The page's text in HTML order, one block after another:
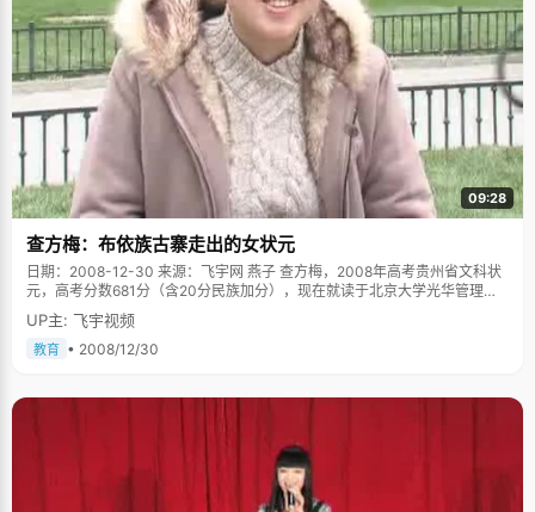
09:28
查方梅：布依族古寨走出的女状元
日期：2008-12-30 来源：飞宇网 燕子 查方梅，2008年高考贵州省文科状
元，高考分数681分（含20分民族加分），现在就读于北京大学光华管理学
院。 查方梅出生于贵州省兴义市巴结镇南龙村，这是一个自明朝初年开始存
在的布依族古寨子，这里的人们从小就说布依话，保留着十分完整和浓郁的
民族风情。跟其他农村孩子一样，查方梅的童年充满了非常多的乡间童趣，
工作很忙，几乎没有时间来很好的照顾自己，平时只有跟着奶奶一起生
了。"话虽如此，查方梅的爸爸妈妈在孩子的教育方面还是做了一些考虑：在
女儿出生以后，就教她说普通话，为了以后接收教育更加方便一些。所以三
岁以前，查方梅只会说普通话，后来在与村子的小朋友的玩耍中才渐渐学会
了布依方言，至今，查方梅仍然为自己能说一口流利的普通话和布依话而洋
UP主: 飞宇视频
教育 • 2008/12/30